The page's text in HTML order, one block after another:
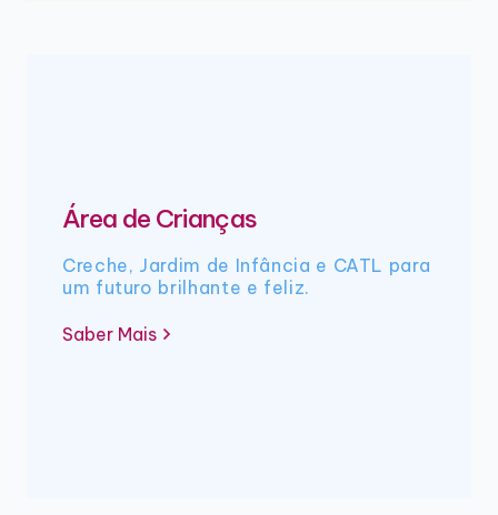
Área de Crianças
Creche, Jardim de Infância e CATL para
um futuro brilhante e feliz.
Saber Mais